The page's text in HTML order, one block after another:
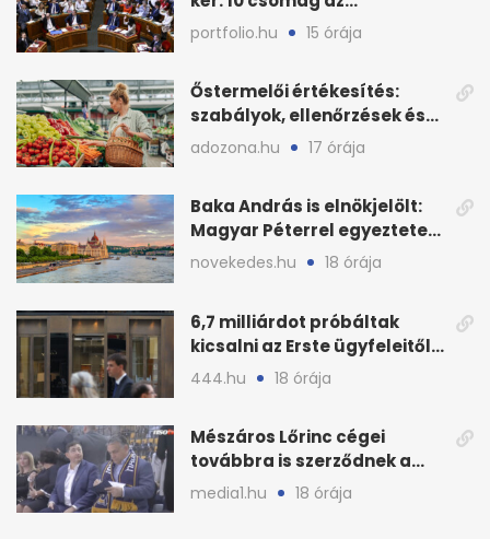
Országgyűlés előtt
portfolio.hu 15 órája
Őstermelői értékesítés:
szabályok, ellenőrzések és
bírságok a nyáron
adozona.hu 17 órája
Baka András is elnökjelölt:
Magyar Péterrel egyeztetett
a Tisza Pártban
novekedes.hu 18 órája
6,7 milliárdot próbáltak
kicsalni az Erste ügyfeleitől
az első félévben
444.hu 18 órája
Mészáros Lőrinc cégei
továbbra is szerződnek a
közmédiával
media1.hu 18 órája